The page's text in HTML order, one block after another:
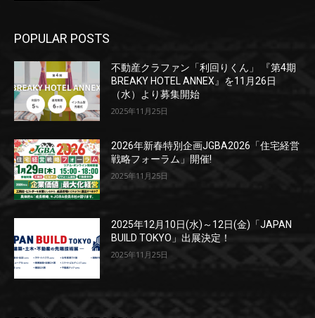
POPULAR POSTS
不動産クラファン「利回りくん」 『第4期
BREAKY HOTEL ANNEX』を11月26日
（水）より募集開始
2025年11月25日
2026年新春特別企画JGBA2026「住宅経営
戦略フォーラム」開催!
2025年11月25日
2025年12月10日(水)～12日(金)「JAPAN
BUILD TOKYO」出展決定！
2025年11月25日